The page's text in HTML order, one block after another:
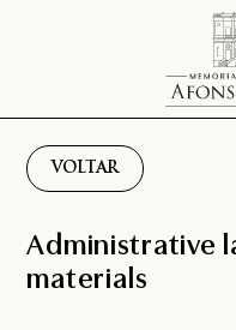
VOLTAR
Administrative
materials